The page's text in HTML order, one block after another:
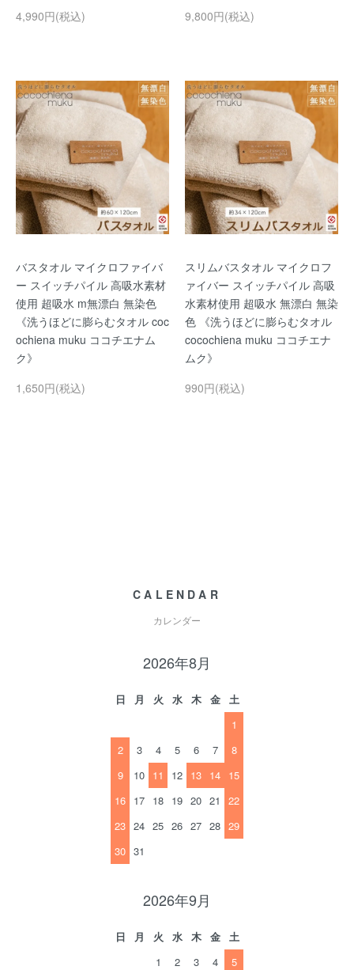
4,990円(税込)
9,800円(税込)
バスタオル マイクロファイバ
ー スイッチパイル 高吸水素材
使用 超吸水 m無漂白 無染色
《洗うほどに膨らむタオル coc
ochiena muku ココチエナム
ク》
1,650円(税込)
スリムバスタオル マイクロフ
ァイバー スイッチパイル 高吸
水素材使用 超吸水 無漂白 無染
色 《洗うほどに膨らむタオル
cocochiena muku ココチエナ
ムク》
990円(税込)
CALENDAR
カレンダー
2026年8月
日 月 火 水 木 金
土
1
2
3 4 5 6 7
8
9
10 11 12 13 14 15
16 17 18 19 20 21
22
23 24 25 26 27 28 29
30 31
2026年9月
日 月 火 水 木 金
土
1
2 3 4
5